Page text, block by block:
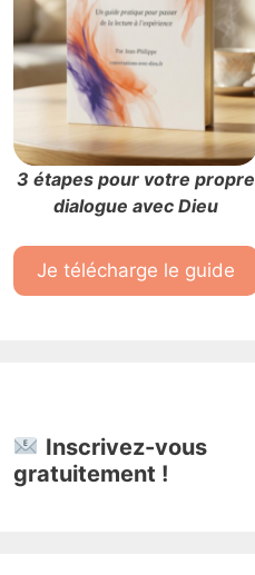
3 étapes pour votre propre
dialogue avec Dieu
Je télécharge le guide
Inscrivez-vous
gratuitement !